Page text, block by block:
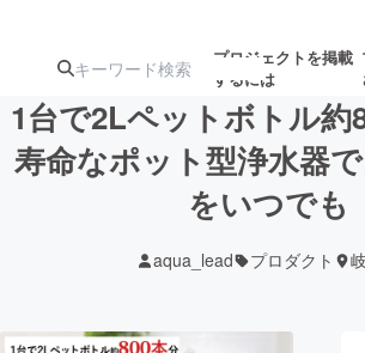
プロジェクトを掲載
するには
注目の新着プロ
ジェクト
募集終了
1台で2Lペットボトル約
寿命なポット型浄水器
をいつでも
aqua_lead プロダクト